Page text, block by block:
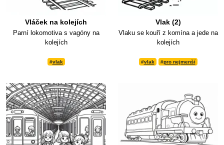
Vláček na kolejích
Parní lokomotiva s vagóny na
kolejích
#vlak
Vlak (2)
Vlaku se kouří z komína a jede na
kolejích
#vlak #pro nejmenší